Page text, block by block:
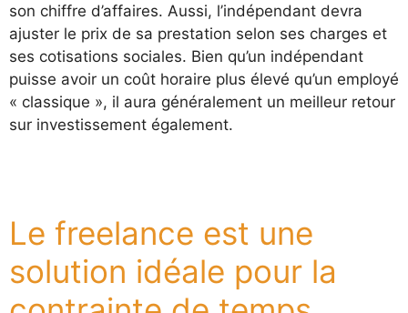
son chiffre d’affaires. Aussi, l’indépendant devra
ajuster le prix de sa prestation selon ses charges et
ses cotisations sociales. Bien qu’un indépendant
puisse avoir un coût horaire plus élevé qu’un employé
« classique », il aura généralement un meilleur retour
sur investissement également.
Le freelance est une
solution idéale pour la